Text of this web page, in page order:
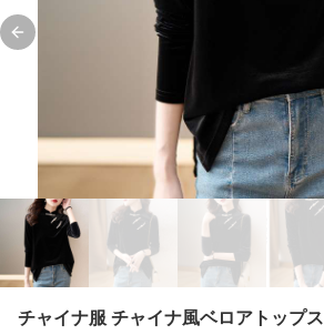
Previous slide
チャイナ服 チャイナ風ベロアトップス